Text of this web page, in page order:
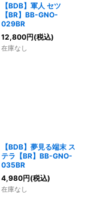
【BDB】軍人 セツ
【BR】BB-GNO-
029BR
12,800円(税込)
在庫なし
【BDB】夢見る端末 ス
テラ【BR】BB-GNO-
035BR
4,980円(税込)
在庫なし